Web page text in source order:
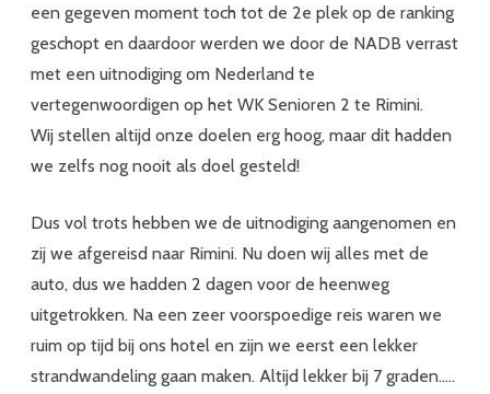
een gegeven moment toch tot de 2e plek op de ranking
geschopt en daardoor werden we door de NADB verrast
met een uitnodiging om Nederland te
vertegenwoordigen op het WK Senioren 2 te Rimini.
Wij stellen altijd onze doelen erg hoog, maar dit hadden
we zelfs nog nooit als doel gesteld!
Dus vol trots hebben we de uitnodiging aangenomen en
zij we afgereisd naar Rimini. Nu doen wij alles met de
auto, dus we hadden 2 dagen voor de heenweg
uitgetrokken. Na een zeer voorspoedige reis waren we
ruim op tijd bij ons hotel en zijn we eerst een lekker
strandwandeling gaan maken. Altijd lekker bij 7 graden…..